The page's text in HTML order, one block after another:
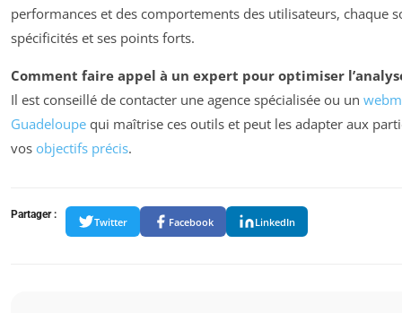
performances et des comportements des utilisateurs, chaque
spécificités et ses points forts.
Comment faire appel à un expert pour optimiser
Il est conseillé de contacter une agence spécialisée ou un
Guadeloupe qui maîtrise ces outils et peut les adapter aux
vos objectifs précis.
Partager :
Twitter Facebook LinkedIn